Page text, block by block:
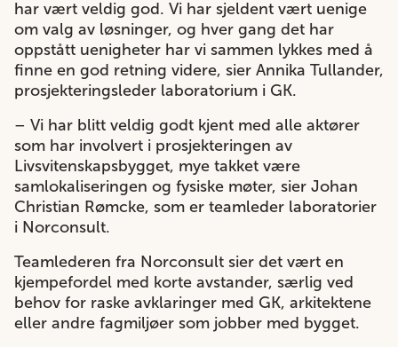
har vært veldig god. Vi har sjeldent vært uenige
om valg av løsninger, og hver gang det har
oppstått uenigheter har vi sammen lykkes med å
finne en god retning videre, sier Annika Tullander,
prosjekteringsleder laboratorium i GK.
– Vi har blitt veldig godt kjent med alle aktører
som har involvert i prosjekteringen av
Livsvitenskapsbygget, mye takket være
samlokaliseringen og fysiske møter, sier Johan
Christian Rømcke, som er teamleder laboratorier
i Norconsult.
Teamlederen fra Norconsult sier det vært en
kjempefordel med korte avstander, særlig ved
behov for raske avklaringer med GK, arkitektene
eller andre fagmiljøer som jobber med bygget.